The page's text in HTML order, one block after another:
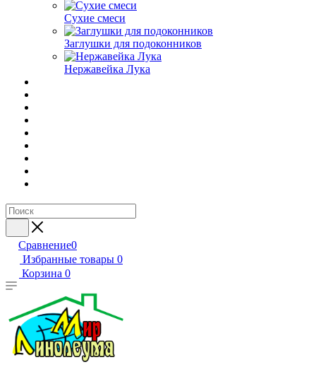
Сухие смеси
Заглушки для подоконников
Нержавейка Лука
Сравнение0
Избранные товары 0
Корзина 0